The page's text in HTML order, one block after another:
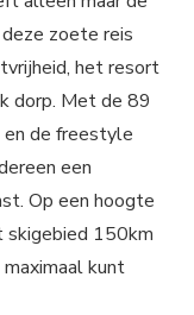
zoete reis
het resort
dorp. Met de 89
en de freestyle
een
Op een hoogte
skigebied 150km
kunt